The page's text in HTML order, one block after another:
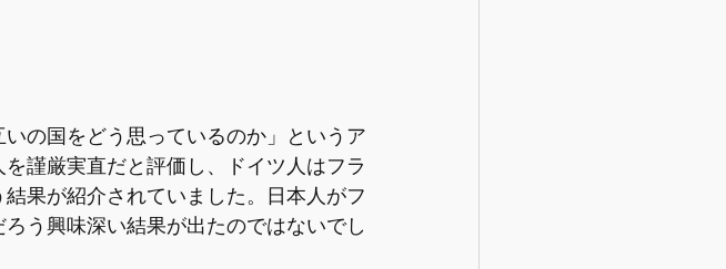
の国をどう思っているのか」というア
謹厳実直だと評価し、ドイツ人はフラ
果が紹介されていました。日本人がフ
う興味深い結果が出たのではないでし